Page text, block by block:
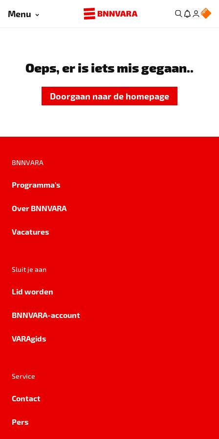
Menu
Oeps, er is iets mis gegaan..
Doorgaan naar de homepage
BNNVARA
Programma's
Over BNNVARA
Vacatures
Sluit je aan
Lid worden
BNNVARA-account
VARAgids
Service
Contact
Pers